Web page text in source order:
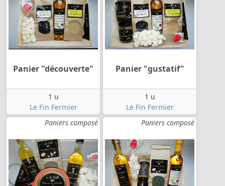
Panier "découverte"
1 u
Le Fin Fermier
Panier "gustatif"
1 u
Le Fin Fermier
Paniers composé
Paniers composé